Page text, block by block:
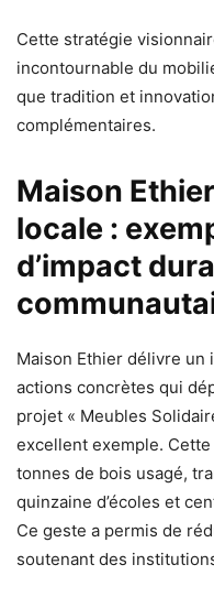
Cette stratégie
incontournable du
que tradition et
complémentaires.
Maison
locale :
d’impact
Maison Ethier délivre un
actions concrètes qui
projet « Meubles
excellent exemple.
tonnes de bois usagé,
quinzaine d’écoles et
Ce geste a permis de
soutenant des